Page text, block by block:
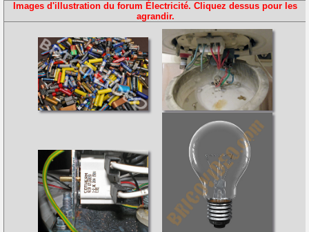
Images d'illustration du forum Électricité. Cliquez dessus pour les
agrandir.